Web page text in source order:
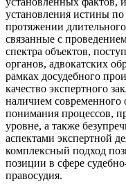
установления истины
протяжении
связанные с
спектра объектов,
органов, адвокатских
рамках досудебного
качество экспертного
наличием современного
понимания процессов,
уровне, а также
аспектами экспертной
комплексный подход
позиции в сфере
правосудия.